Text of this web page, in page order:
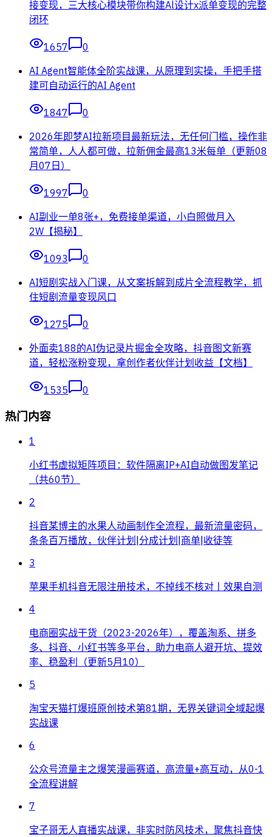
接变现，三大核心模块带你构建Al设计x派单变现的完整
闭环
1657
0
AI Agent智能体全阶实战课，从原理到实操，手把手搭
建可自动运行的AI Agent
1847
0
2026年即梦AI拉新项目最新玩法，无任何门槛，操作非
常简单，人人都可做，拉新佣金最高13米每单（更新08
月07日）
1997
0
AI副业一单8张+，免费接单渠道，小白照做月入
2W【揭秘】
1093
0
AI短剧实战入门课，从文案拆解到成片全流程教学，抓
住短剧流量变现风口
1275
0
外面卖188的AI伪记录片掘金全攻略，抖音图文新赛
道，轻松涨粉变现，拿创作者伙伴计划收益【文档】
1535 0
热门内容
1
小红书虚拟矩阵项目：软件隔离IP+AI自动做图发笔记
（共60节）
2
抖音某博主的水果人动画制作全流程，最新流量密码，
条条百万播放，伙伴计划|分成计划|商单|收徒等
3
苹果手机抖音无限注册技术，不掉线不核对丨效果自测
4
电商圈实战干货（2023-2026年），覆盖淘系、拼多
多、抖音、小红书等多平台，助力电商人避开坑、提效
率、稳盈利（更新5月10）
5
淘宝天猫打爆班原创技术第81期，无界关键词全域起爆
实战课
6
公众号流量主之爆笑漫画赛道，高流量+高互动，从0-1
全流程讲解
7
宝子哥无人直播实战课，非实时防风技术，聚焦抖音快